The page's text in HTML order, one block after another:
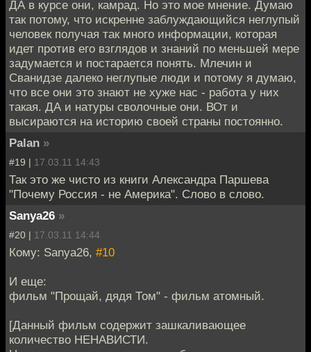
ДА в курсе они, камрад. Но это мое мнение. Думаю
так потому, что искренне заблуждающийся неглупый
человек получая так много информации, которая
идет против его взглядов и знаний по меньшей мере
задумается и постарается понять. Млечин и
Сванидзе далеко неглупые люди и потому я думаю,
что все они это знают не хуже нас - работа у них
такая. ДА и натуры сволочные они. ВОт и
высираются на историю своей страны постоянно.
Palan »
#19 | 17.03.11 14:43
Так это же чисто из книги Александра Паршева
"Почему Россия - не Америка". Слово в слово.
Sanya26 »
#20 | 17.03.11 14:44
Кому: Sanya26, #10
И еще:
фильм "Прощай, дядя Том" - фильм атомный.
[Данный фильм содержит зашкаливающее
количество НЕНАВИСТИ.